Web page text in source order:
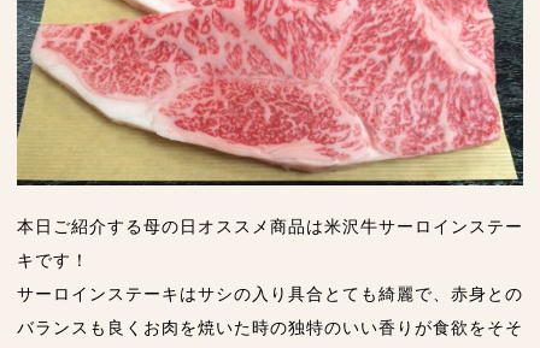
本日ご紹介する母の日オススメ商品は米沢牛サーロインステー
キです！
サーロインステーキはサシの入り具合とても綺麗で、赤身との
バランスも良くお肉を焼いた時の独特のいい香りが食欲をそそ